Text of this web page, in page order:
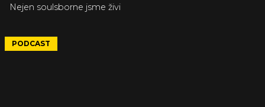
Nejen soulsborne jsme živi
PODCAST